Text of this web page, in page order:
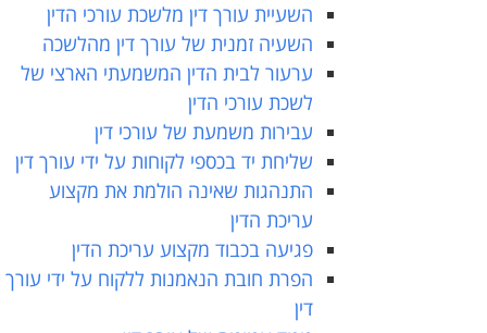
השעיית עורך דין מלשכת עורכי הדין
השעיה זמנית של עורך דין מהלשכה
ערעור לבית הדין המשמעתי הארצי של
לשכת עורכי הדין
עבירות משמעת של עורכי דין
שליחת יד בכספי לקוחות על ידי עורך דין
התנהגות שאינה הולמת את מקצוע
עריכת הדין
פגיעה בכבוד מקצוע עריכת הדין
הפרת חובת הנאמנות ללקוח על ידי עורך
דין